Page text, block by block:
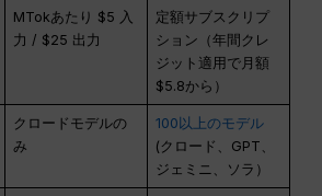
MTokあたり $5 入
力 / $25 出力
定額サブスクリプ
ション（年間クレ
ジット適用で月額
$5.8から）
クロードモデルの
み
100以上のモデル
(クロード、GPT、
ジェミニ、ソラ）